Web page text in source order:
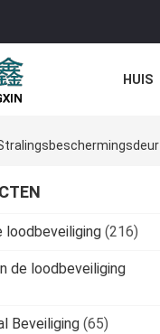
HUIS
loodbeveiliging (216)
de loodbeveiliging
Beveiliging (65)